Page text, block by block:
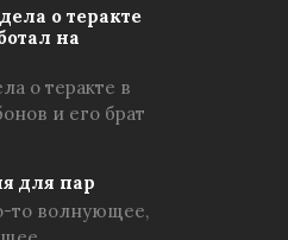
о теракте
на
о теракте в
и его брат
для пар
то волнующее,